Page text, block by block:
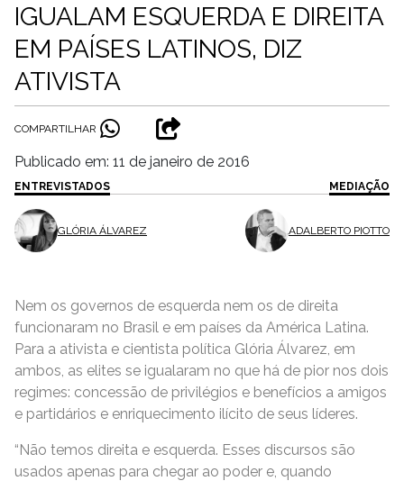
IGUALAM ESQUERDA E DIREITA
EM PAÍSES LATINOS, DIZ
ATIVISTA
COMPARTILHAR
Publicado em: 11 de janeiro de 2016
ENTREVISTADOS
GLÓRIA ÁLVAREZ
MEDIAÇÃO
ADALBERTO PIOTTO
Nem os governos de esquerda nem os de direita
funcionaram no Brasil e em países da América Latina.
Para a ativista e cientista política Glória Álvarez, em
ambos, as elites se igualaram no que há de pior nos dois
regimes: concessão de privilégios e benefícios a amigos
e partidários e enriquecimento ilícito de seus líderes.
“Não temos direita e esquerda. Esses discursos são
usados apenas para chegar ao poder e, quando